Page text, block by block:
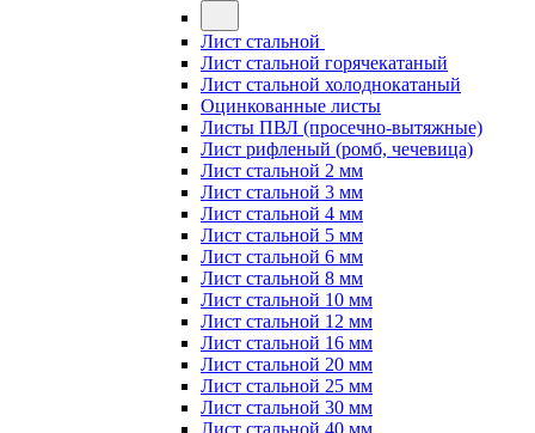
Лист стальной
Лист стальной горячекатаный
Лист стальной холоднокатаный
Оцинкованные листы
Листы ПВЛ (просечно-вытяжные)
Лист рифленый (ромб, чечевица)
Лист стальной 2 мм
Лист стальной 3 мм
Лист стальной 4 мм
Лист стальной 5 мм
Лист стальной 6 мм
Лист стальной 8 мм
Лист стальной 10 мм
Лист стальной 12 мм
Лист стальной 16 мм
Лист стальной 20 мм
Лист стальной 25 мм
Лист стальной 30 мм
Лист стальной 40 мм